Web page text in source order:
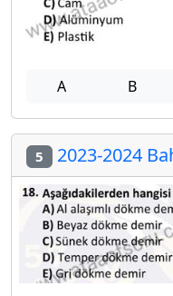
A B
5 2023-2024